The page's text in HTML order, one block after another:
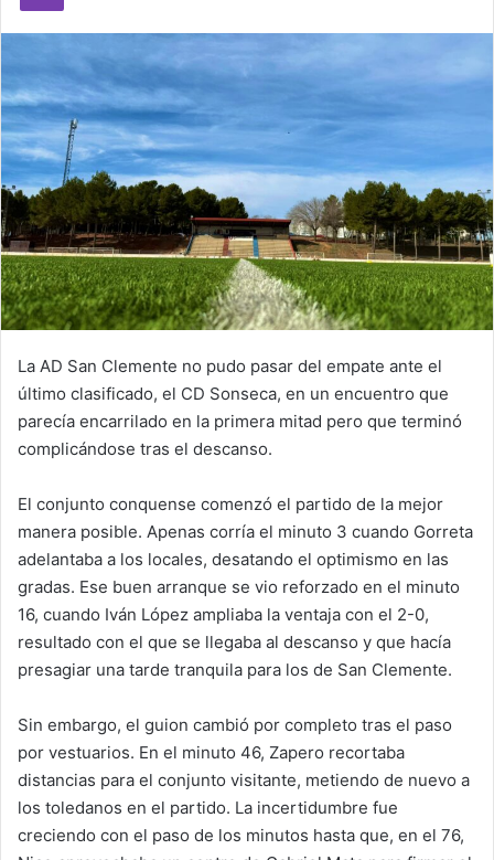
La AD San Clemente no pudo pasar del empate ante el
último clasificado, el CD Sonseca, en un encuentro que
parecía encarrilado en la primera mitad pero que terminó
complicándose tras el descanso.
El conjunto conquense comenzó el partido de la mejor
manera posible. Apenas corría el minuto 3 cuando Gorreta
adelantaba a los locales, desatando el optimismo en las
gradas. Ese buen arranque se vio reforzado en el minuto
16, cuando Iván López ampliaba la ventaja con el 2-0,
resultado con el que se llegaba al descanso y que hacía
presagiar una tarde tranquila para los de San Clemente.
Sin embargo, el guion cambió por completo tras el paso
por vestuarios. En el minuto 46, Zapero recortaba
distancias para el conjunto visitante, metiendo de nuevo a
los toledanos en el partido. La incertidumbre fue
creciendo con el paso de los minutos hasta que, en el 76,